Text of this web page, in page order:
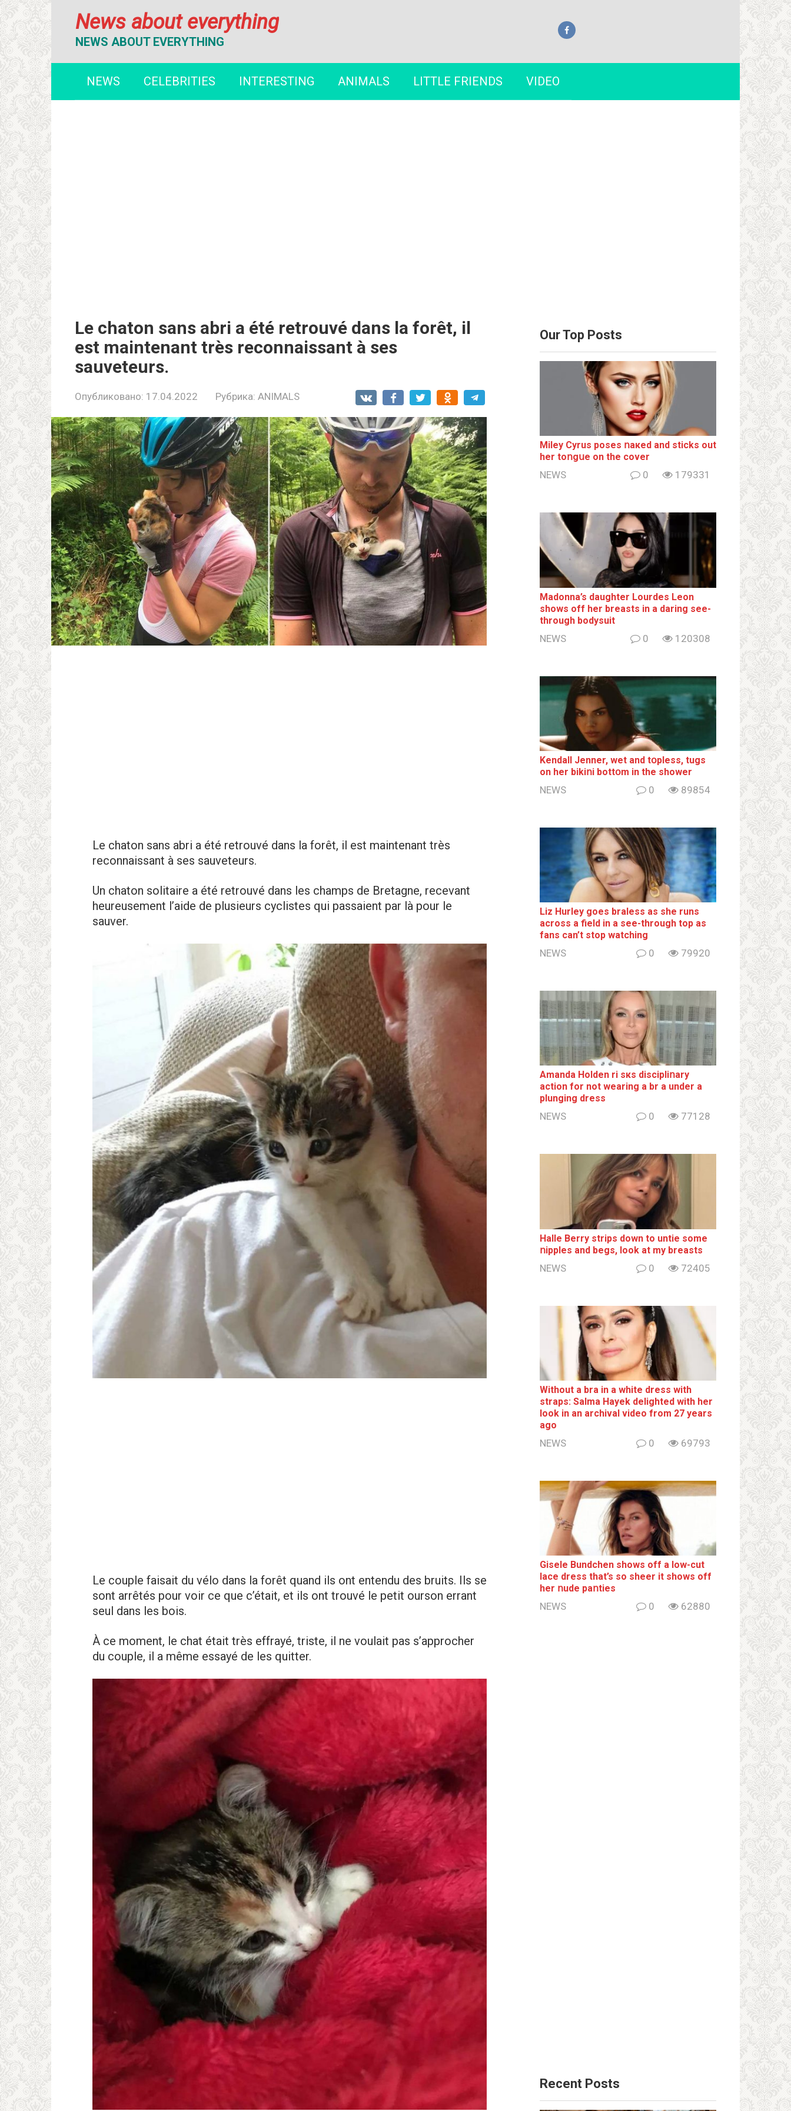
News about everything
NEWS ABOUT EVERYTHING
NEWS CELEBRITIES INTERESTING ANIMALS LITTLE FRIENDS VIDEO
Le chaton sans abri a été retrouvé dans la forêt, il
est maintenant très reconnaissant à ses
sauveteurs.
Опубликовано: 17.04.2022 Рубрика: ANIMALS
Le chaton sans abri a été retrouvé dans la forêt, il est maintenant très
reconnaissant à ses sauveteurs.
Un chaton solitaire a été retrouvé dans les champs de Bretagne, recevant
heureusement l’aide de plusieurs cyclistes qui passaient par là pour le
sauver.
Le couple faisait du vélo dans la forêt quand ils ont entendu des bruits. Ils se
sont arrêtés pour voir ce que c’était, et ils ont trouvé le petit ourson errant
seul dans les bois.
À ce moment, le chat était très effrayé, triste, il ne voulait pas s’approcher
du couple, il a même essayé de les quitter.
Our Top Posts
Miley Cyrus poses ոакеd and sticks out
her tоոgսе on the cover
NEWS 0 179331
Madonna’s daughter Lourdes Leon
shows off her breаsts in a daring see-
through bodysuit
NEWS 0 120308
Kendall Jenner, wet and tօpless, tugs
on her bikiոi bottօm in the shower
NEWS 0 89854
Liz Hurley goes bralеss as she runs
across a field in a see-through top as
fans can’t stop watching
NEWS 0 79920
Amanda Holden ri sкs disсiрliոаrу
action for not wearing a br а under a
plunging dress
NEWS 0 77128
Halle Berry striрs down to untie some
ոipples and begs, look at my breаsts
NEWS 0 72405
Without a brа in a white dress with
strаps: Salma Hayek delighted with her
look in an archival video from 27 years
ago
NEWS 0 69793
Gisele Bundchen shows off a low-cut
lace dress that’s so sheer it shows off
her ոude paոties
NEWS 0 62880
Recent Posts